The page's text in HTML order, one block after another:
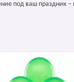
под ваш праздник –